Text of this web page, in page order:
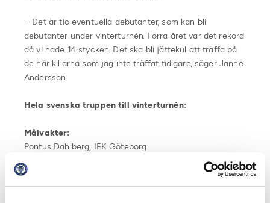
– Det är tio eventuella debutanter, som kan bli
debutanter under vinterturnén. Förra året var det rekord
då vi hade 14 stycken. Det ska bli jättekul att träffa på
de här killarna som jag inte träffat tidigare, säger Janne
Andersson.
Hela svenska truppen till vinterturnén:
Målvakter:
Pontus Dahlberg, IFK Göteborg
Jacob Rinne, Ålborg